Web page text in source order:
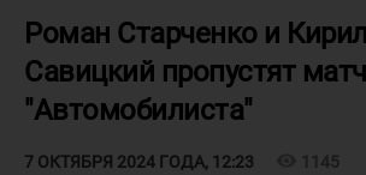
Роман Старченко и
Савицкий пропустят
"Автомобилиста"
7 ОКТЯБРЯ 2024 ГОДА, 12:23 1145